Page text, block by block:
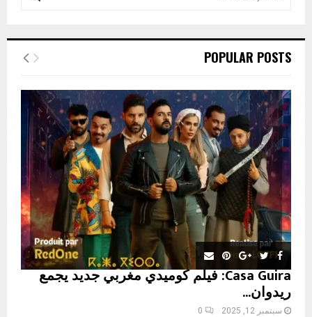
h
o
r
E
R
C
POPULAR POSTS
Casa Guira: فيلم كوميدي مغربي جديد يجمع
ريدوان...
سبتمبر 12, 2025 0